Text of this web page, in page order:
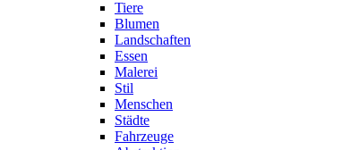
Tiere
Blumen
Landschaften
Essen
Malerei
Stil
Menschen
Städte
Fahrzeuge